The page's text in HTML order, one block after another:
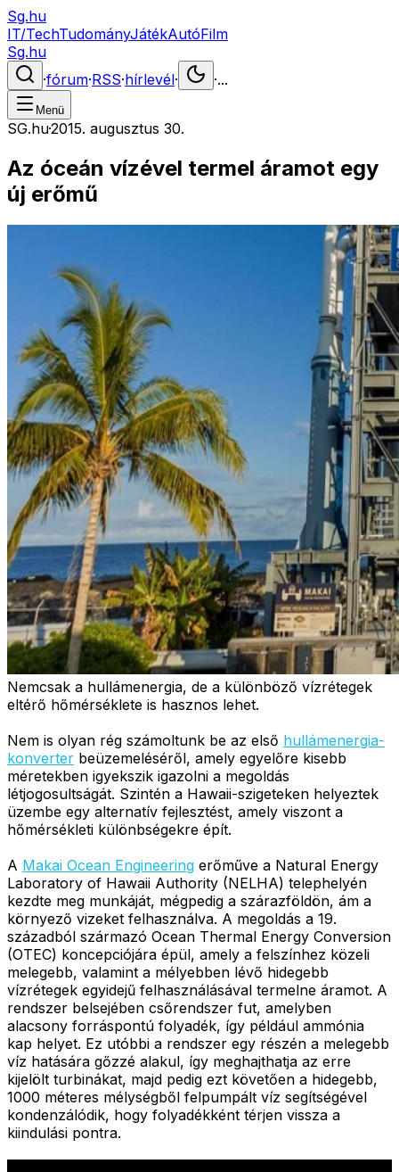
Sg.hu
IT/TechTudományJátékAutóFilm
Sg.hu
·fórum·RSS·hírlevél· ·...
Menü
SG.hu·2015. augusztus 30.
Az óceán vízével termel áramot egy
új erőmű
Nemcsak a hullámenergia, de a különböző vízrétegek
eltérő hőmérséklete is hasznos lehet.
Nem is olyan rég számoltunk be az első hullámenergia-
konverter beüzemeléséről, amely egyelőre kisebb
méretekben igyekszik igazolni a megoldás
létjogosultságát. Szintén a Hawaii-szigeteken helyeztek
üzembe egy alternatív fejlesztést, amely viszont a
hőmérsékleti különbségekre épít.
A Makai Ocean Engineering erőműve a Natural Energy
Laboratory of Hawaii Authority (NELHA) telephelyén
kezdte meg munkáját, mégpedig a szárazföldön, ám a
környező vizeket felhasználva. A megoldás a 19.
századból származó Ocean Thermal Energy Conversion
(OTEC) koncepciójára épül, amely a felszínhez közeli
melegebb, valamint a mélyebben lévő hidegebb
vízrétegek egyidejű felhasználásával termelne áramot. A
rendszer belsejében csőrendszer fut, amelyben
alacsony forráspontú folyadék, így például ammónia
kap helyet. Ez utóbbi a rendszer egy részén a melegebb
víz hatására gőzzé alakul, így meghajthatja az erre
kijelölt turbinákat, majd pedig ezt követően a hidegebb,
1000 méteres mélységből felpumpált víz segítségével
kondenzálódik, hogy folyadékként térjen vissza a
kiindulási pontra.